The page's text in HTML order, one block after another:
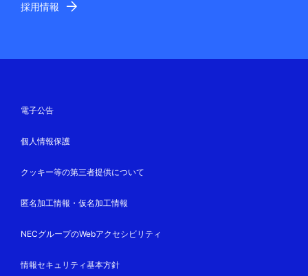
採用情報
電子公告
個人情報保護
クッキー等の第三者提供について
匿名加工情報・仮名加工情報
NECグループのWebアクセシビリティ
情報セキュリティ基本方針